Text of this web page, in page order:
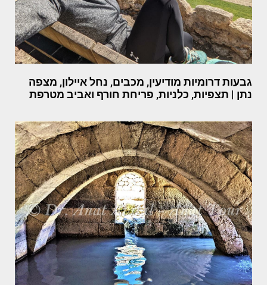
גבעות דרומיות מודיעין, מכבים, נחל איילון, מצפה
נתן | תצפיות, כלניות, פריחת חורף ואביב מטרפת